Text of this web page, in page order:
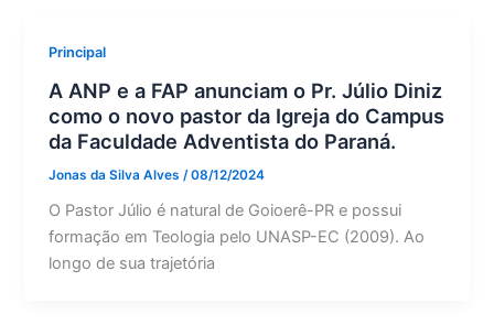
Principal
A ANP e a FAP anunciam o Pr. Júlio Diniz
como o novo pastor da Igreja do Campus
da Faculdade Adventista do Paraná.
Jonas da Silva Alves /08/12/2024
O Pastor Júlio é natural de Goioerê-PR e possui
formação em Teologia pelo UNASP-EC (2009). Ao
longo de sua trajetória